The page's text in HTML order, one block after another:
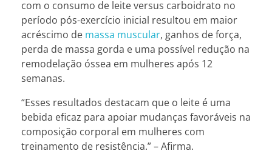
com o consumo de leite versus carboidrato no
período pós-exercício inicial resultou em maior
acréscimo de massa muscular, ganhos de força,
perda de massa gorda e uma possível redução na
remodelação óssea em mulheres após 12
semanas.
“Esses resultados destacam que o leite é uma
bebida eficaz para apoiar mudanças favoráveis na
composição corporal em mulheres com
treinamento de resistência.” – Afirma.